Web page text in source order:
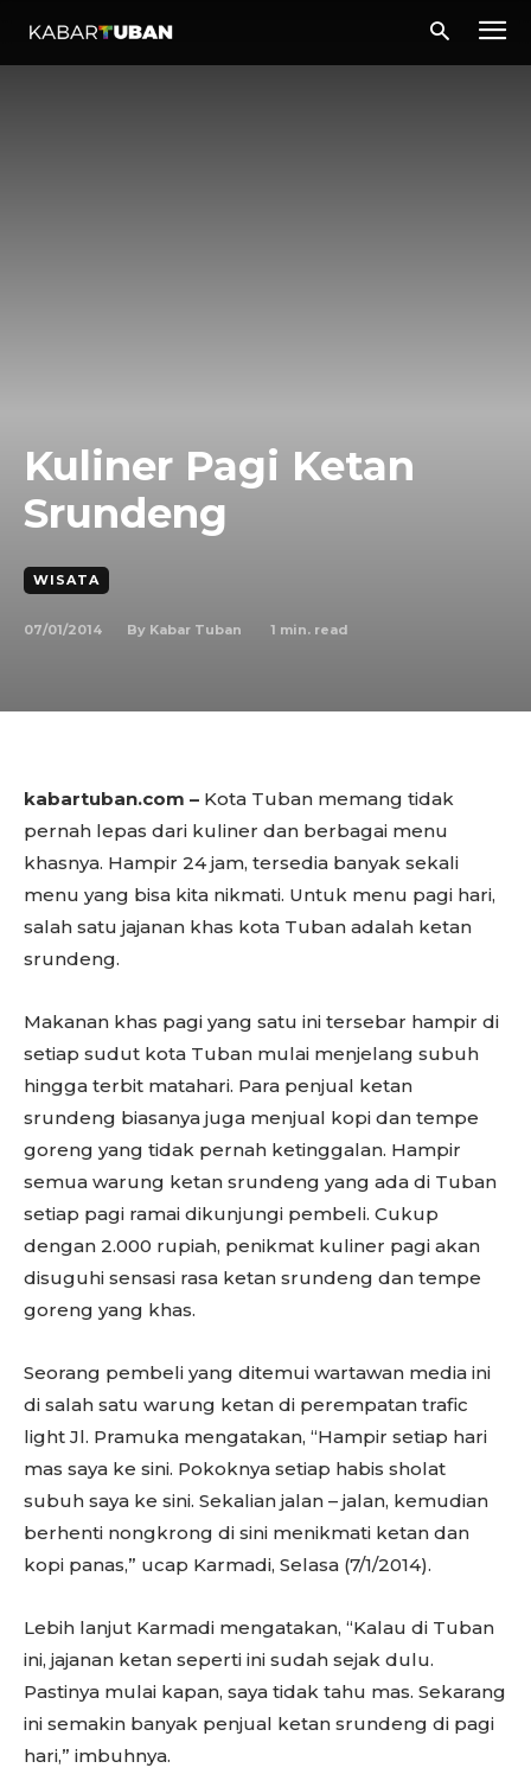
Kuliner Pagi Ketan
Srundeng
WISATA
07/01/2014 By Kabar Tuban 1 min. read
kabartuban.com – Kota Tuban memang tidak
pernah lepas dari kuliner dan berbagai menu
khasnya. Hampir 24 jam, tersedia banyak sekali
menu yang bisa kita nikmati. Untuk menu pagi hari,
salah satu jajanan khas kota Tuban adalah ketan
srundeng.
Makanan khas pagi yang satu ini tersebar hampir di
setiap sudut kota Tuban mulai menjelang subuh
hingga terbit matahari. Para penjual ketan
srundeng biasanya juga menjual kopi dan tempe
goreng yang tidak pernah ketinggalan. Hampir
semua warung ketan srundeng yang ada di Tuban
setiap pagi ramai dikunjungi pembeli. Cukup
dengan 2.000 rupiah, penikmat kuliner pagi akan
disuguhi sensasi rasa ketan srundeng dan tempe
goreng yang khas.
Seorang pembeli yang ditemui wartawan media ini
di salah satu warung ketan di perempatan trafic
light Jl. Pramuka mengatakan, “Hampir setiap hari
mas saya ke sini. Pokoknya setiap habis sholat
subuh saya ke sini. Sekalian jalan – jalan, kemudian
berhenti nongkrong di sini menikmati ketan dan
kopi panas,” ucap Karmadi, Selasa (7/1/2014).
Lebih lanjut Karmadi mengatakan, “Kalau di Tuban
ini, jajanan ketan seperti ini sudah sejak dulu.
Pastinya mulai kapan, saya tidak tahu mas. Sekarang
ini semakin banyak penjual ketan srundeng di pagi
hari,” imbuhnya.